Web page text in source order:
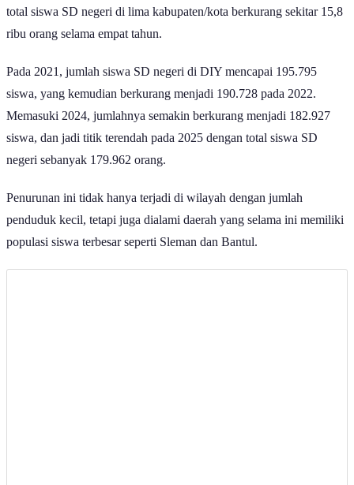
total siswa SD negeri di lima kabupaten/kota berkurang sekitar 15,8
ribu orang selama empat tahun.
Pada 2021, jumlah siswa SD negeri di DIY mencapai 195.795
siswa, yang kemudian berkurang menjadi 190.728 pada 2022.
Memasuki 2024, jumlahnya semakin berkurang menjadi 182.927
siswa, dan jadi titik terendah pada 2025 dengan total siswa SD
negeri sebanyak 179.962 orang.
Penurunan ini tidak hanya terjadi di wilayah dengan jumlah
penduduk kecil, tetapi juga dialami daerah yang selama ini memiliki
populasi siswa terbesar seperti Sleman dan Bantul.